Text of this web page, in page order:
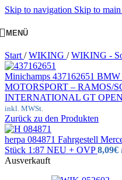
Skip to navigation Skip to
MENÜ
Start / WIKING / WIKING -
Minichamps 437162651
MOTORSPORT – RAMOS/
INTERNATIONAL GT
inkl. MWSt.
Zurück zu den Produkten
herpa 084871 Fahrgestell
Stück 1:87 NEU + OVP8,09€
Ausverkauft